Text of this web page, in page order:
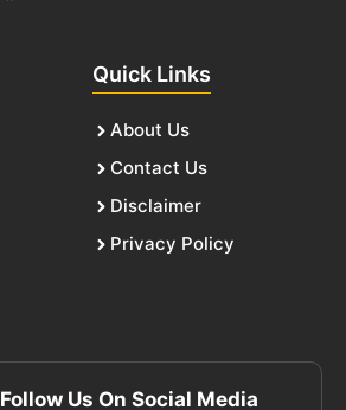
Quick Links
About Us
Contact Us
Disclaimer
Privacy Policy
Follow Us On Social Media